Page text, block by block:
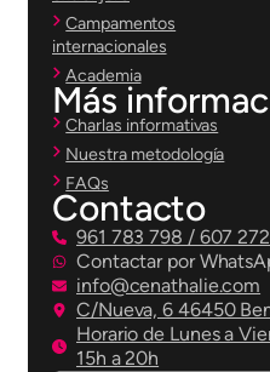
Campamentos
internacionales
Academia
Más
Charlas informativas
Nuestra metodología
FAQs
Contacto
961 783 798 / 607
Contactar por
info@cenathalie.com
C/Nueva, 6 46450
Horario de Lunes a
15h a 20h